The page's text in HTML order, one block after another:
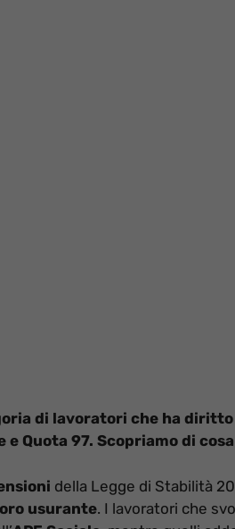
di lavoratori che ha
e Quota 97. Scopriamo di
della Legge di Stabilità
usurante. I lavoratori che